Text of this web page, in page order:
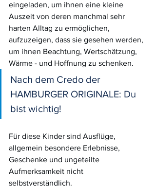
eingeladen, um ihnen eine kleine
Auszeit von deren manchmal sehr
harten Alltag zu ermöglichen,
aufzuzeigen, dass sie gesehen werden,
um ihnen Beachtung, Wertschätzung,
Wärme - und Hoffnung zu schenken.
Nach dem Credo der
HAMBURGER ORIGINALE: Du
bist wichtig!
Für diese Kinder sind Ausflüge,
allgemein besondere Erlebnisse,
Geschenke und ungeteilte
Aufmerksamkeit nicht
selbstverständlich.